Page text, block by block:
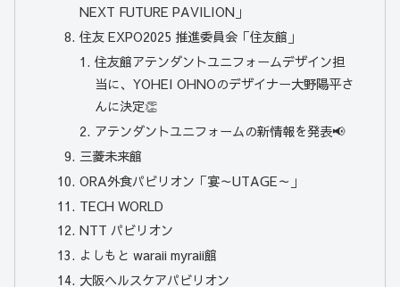
NEXT FUTURE PAVILION」
住友 EXPO2025 推進委員会「住友館」
住友館アテンダントユニフォームデザイン担
当に、YOHEI OHNOのデザイナー大野陽平さ
んに決定👏
アテンダントユニフォームの新情報を発表📢
三菱未来館
ORA外食パビリオン「宴～UTAGE～」
TECH WORLD
NTT パビリオン
よしもと waraii myraii館
大阪ヘルスケアパビリオン